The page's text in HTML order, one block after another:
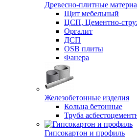
Древесно-плитные
Щит мебельный
ЦСП, Цементно-
Оргалит
ДСП
OSB плиты
Фанера
Железобетонные изделия
Кольца бетонные
Труба
Гипсокартон и профиль